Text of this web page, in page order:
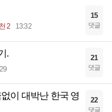
2 13:32
15
댓글
. 21
댓글
이 대박난 한국 영
22
댓글